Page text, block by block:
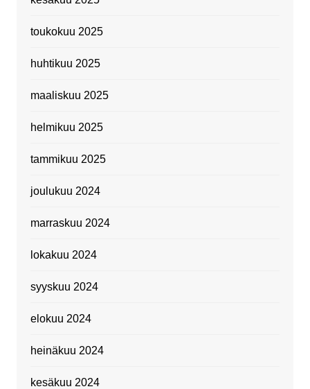
toukokuu 2025
huhtikuu 2025
maaliskuu 2025
helmikuu 2025
tammikuu 2025
joulukuu 2024
marraskuu 2024
lokakuu 2024
syyskuu 2024
elokuu 2024
heinäkuu 2024
kesäkuu 2024